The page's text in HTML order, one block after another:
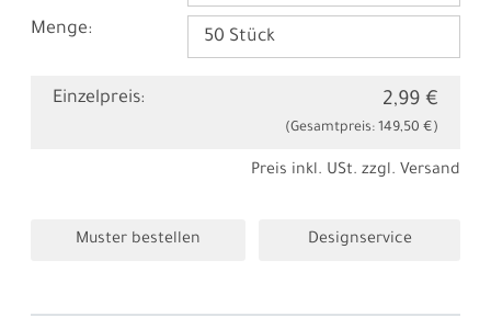
Menge:
Einzelpreis: 2,99 €
(Gesamtpreis: 149,50 €)
Preis inkl. USt. zzgl. Versand
Muster bestellen Designservice